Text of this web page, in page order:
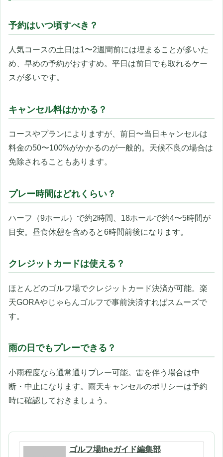
予約はいつ頃すべき？
人気コースの土日は1〜2週間前には埋まることが多いた
め、早めの予約がおすすめ。平日は前日でも取れるケー
スが多いです。
キャンセル料はかかる？
コースやプランによりますが、前日〜当日キャンセルは
料金の50〜100%がかかるのが一般的。天候不良の場合は
免除されることもあります。
プレー時間はどれくらい？
ハーフ（9ホール）で約2時間、18ホールで約4〜5時間が
目安。昼食休憩を含めると6時間前後になります。
クレジットカードは使える？
ほとんどのゴルフ場でクレジットカード決済が可能。楽
天GORAやじゃらんゴルフで事前決済すればスムーズで
す。
雨の日でもプレーできる？
小雨程度なら通常通りプレー可能。雷を伴う場合は中
断・中止になります。雨天キャンセルのポリシーは予約
時に確認しておきましょう。
ゴルフ場theガイド編集部